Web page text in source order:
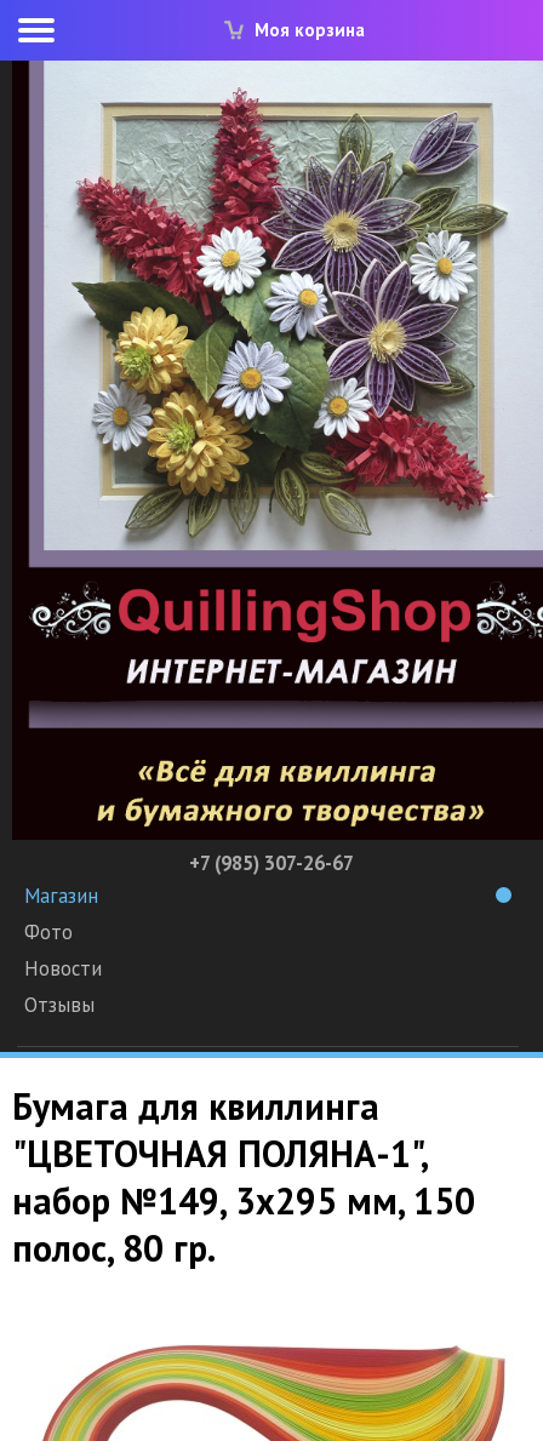
Моя корзина
+7 (985) 307-26-67
Магазин
Фото
Новости
Отзывы
Бумага для квиллинга
"ЦВЕТОЧНАЯ ПОЛЯНА-1",
набор №149, 3х295 мм, 150
полос, 80 гр.